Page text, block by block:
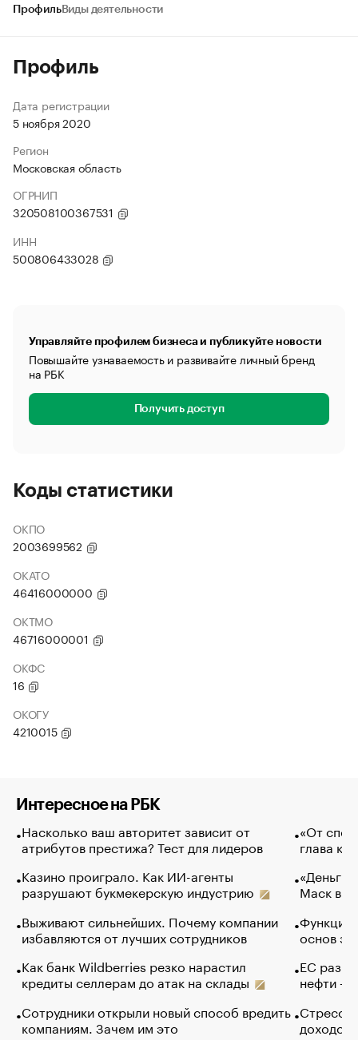
ПрофильВиды деятельности
Профиль
Дата регистрации
5 ноября 2020
Регион
Московская область
ОГРНИП
320508100367531
ИНН
500806433028
Управляйте профилем бизнеса и публикуйте новости
Повышайте узнаваемость и развивайте личный бренд
на РБК
Получить доступ
Коды статистики
ОКПО
2003699562
ОКАТО
46416000000
ОКТМО
46716000001
ОКФС
16
ОКОГУ
4210015
Интересное на РБК
Насколько ваш авторитет зависит от
атрибутов престижа? Тест для лидеров
Казино проиграло. Как ИИ-агенты
разрушают букмекерскую индустрию
Выживают сильнейших. Почему компании
избавляются от лучших сотрудников
Как банк Wildberries резко нарастил
кредиты селлерам до атак на склады
Сотрудники открыли новый способ вредить
компаниям. Зачем им это
«От
глава
«Деньги
Маск в
Функции
основ
ЕС
нефти —
Стресс
доходов